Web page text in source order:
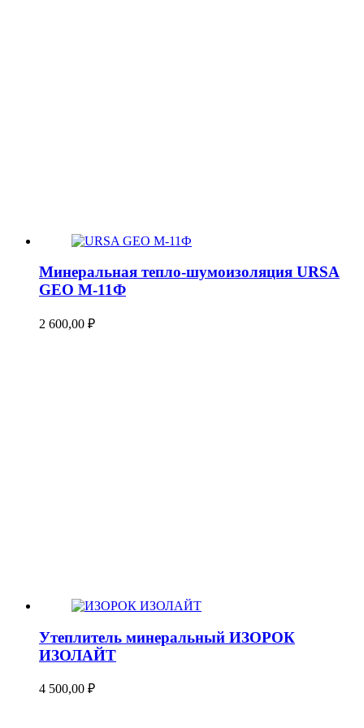
Минеральная тепло-шумоизоляция URSA
GEO М-11Ф
2 600,00 ₽
Утеплитель минеральный ИЗОРОК
ИЗОЛАЙТ
4 500,00 ₽